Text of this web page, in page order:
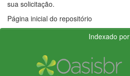
sua solicitação.
Página inicial do repositório
Indexado por